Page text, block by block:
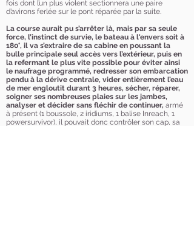
fois dont l’un plus violent sectionnera une paire
d’avirons ferlée sur le pont réparée par la suite.
La course aurait pu s’arrêter là, mais par sa seule
force, l’instinct de survie, le bateau à l'envers soit à
180°, il va s’extraire de sa cabine en poussant la
bulle principale seul accès vers l’extérieur, puis en
la refermant le plus vite possible pour éviter ainsi
le naufrage programmé, redresser son embarcation
pendu à la dérive centrale, vider entièrement l’eau
de mer engloutit durant 3 heures, sécher, réparer,
soigner ses nombreuses plaies sur les jambes,
analyser et décider sans fléchir de continuer, armé
à présent (1 boussole, 2 iridiums, 1 balise Inreach, 1
powersurvivor), il pouvait donc contrôler son cap, sa